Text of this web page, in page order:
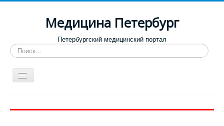
Медицина Петербург
Петербургский медицинский портал
Искать...
Toggle
Navigation